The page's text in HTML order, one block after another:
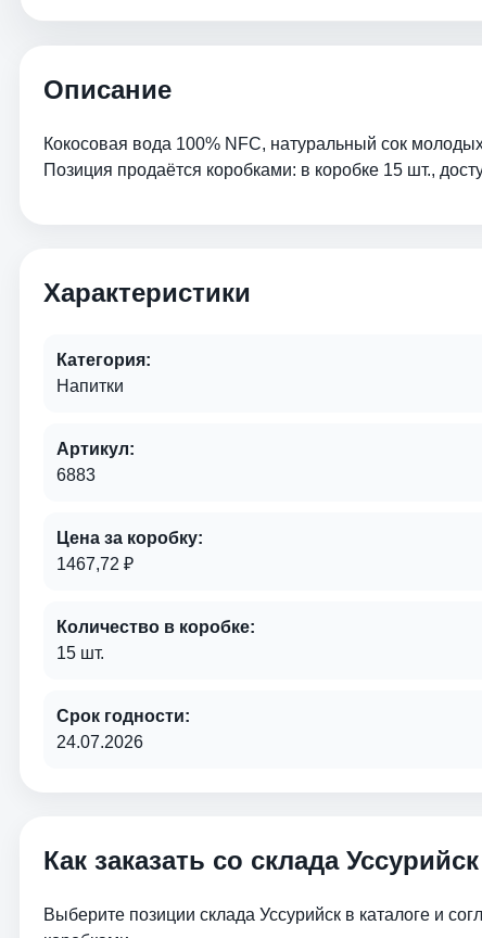
Описание
Кокосовая вода 100% NFC, натуральный сок
Позиция продаётся коробками: в коробке 15 шт.,
Характеристики
Категория:
Напитки
Артикул:
6883
Цена за коробку:
1467,72 ₽
Количество в коробке:
15 шт.
Срок годности:
24.07.2026
Как заказать со склада Уссурийск
Выберите позиции склада Уссурийск в каталоге и